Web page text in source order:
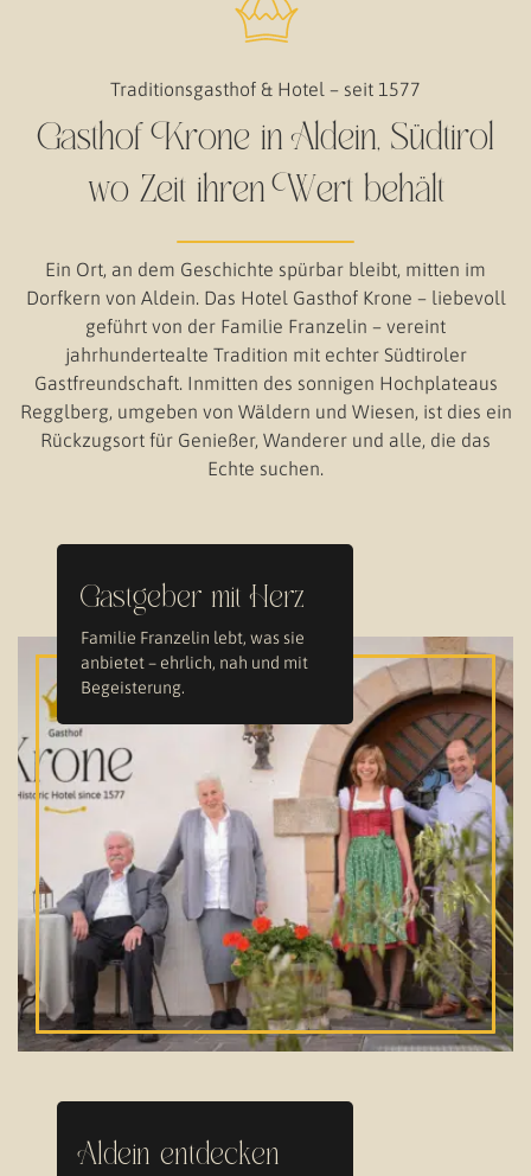
Gasthof Krone in Aldein, Südtirol
wo Zeit ihren Wert behält
Traditionsgasthof & Hotel – seit 1577
Ein Ort, an dem Geschichte spürbar bleibt, mitten im
Dorfkern von Aldein. Das Hotel Gasthof Krone – liebevoll
geführt von der Familie Franzelin – vereint
jahrhundertealte Tradition mit echter Südtiroler
Gastfreundschaft. Inmitten des sonnigen Hochplateaus
Regglberg, umgeben von Wäldern und Wiesen, ist dies ein
Rückzugsort für Genießer, Wanderer und alle, die das
Echte suchen.
Gastgeber mit Herz
Familie Franzelin lebt, was sie
anbietet – ehrlich, nah und mit
Begeisterung.
Aldein entdecken